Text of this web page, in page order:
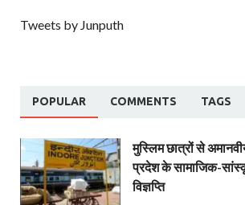
Tweets by Junputh
POPULAR COMMENTS TAGS
मुस्लिम छात्रों से
प्रदेश के सामाजिक-
विज्ञप्ति